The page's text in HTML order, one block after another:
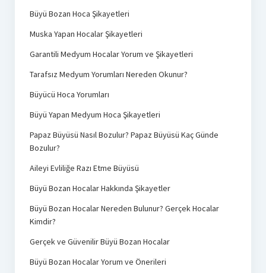
Büyü Bozan Hoca Şikayetleri
Muska Yapan Hocalar Şikayetleri
Garantili Medyum Hocalar Yorum ve Şikayetleri
Tarafsız Medyum Yorumları Nereden Okunur?
Büyücü Hoca Yorumları
Büyü Yapan Medyum Hoca Şikayetleri
Papaz Büyüsü Nasıl Bozulur? Papaz Büyüsü Kaç Günde
Bozulur?
Aileyi Evliliğe Razı Etme Büyüsü
Büyü Bozan Hocalar Hakkında Şikayetler
Büyü Bozan Hocalar Nereden Bulunur? Gerçek Hocalar
Kimdir?
Gerçek ve Güvenilir Büyü Bozan Hocalar
Büyü Bozan Hocalar Yorum ve Önerileri